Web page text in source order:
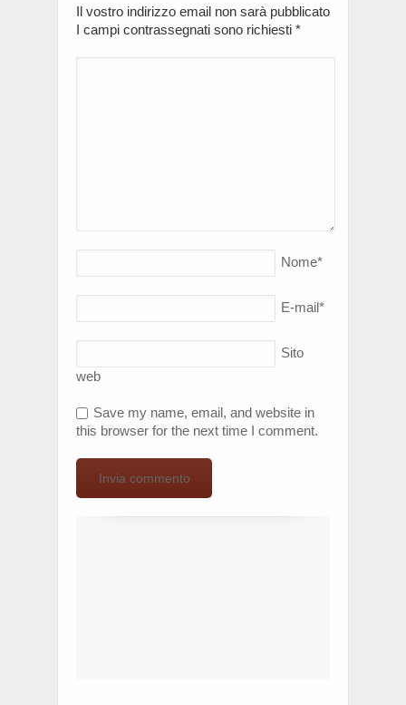
Il vostro indirizzo email non sarà pubblicato
I campi contrassegnati sono richiesti *
Nome*
E-mail*
Sito
web
Save my name, email, and website in
this browser for the next time I comment.